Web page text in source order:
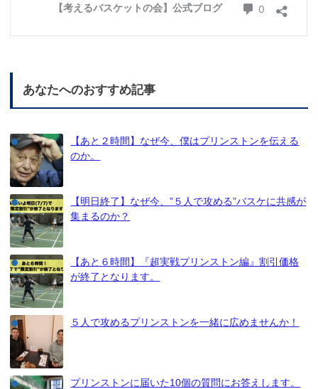
あなたへのおすすめ記事
【あと２時間】なぜ今、僕はプリンストンを伝える
のか。
【明日終了】なぜ今、”５人で攻める”バスケに共感が
集まるのか？
【あと６時間】『超実戦プリンストン編』割引価格
が終了となります。
５人で攻めるプリンストンを一緒に広めませんか！
プリンストンに届いた10個の質問にお答えします。